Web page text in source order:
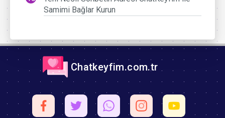
Samimi Bağlar Kurun
Chatkeyfim.com.tr